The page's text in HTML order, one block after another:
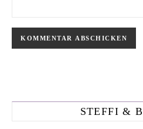
STEFFI &